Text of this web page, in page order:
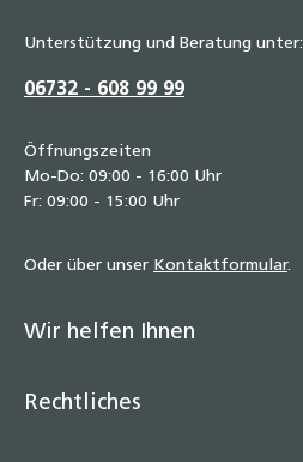
Unterstützung und Beratung unter:
06732 - 608 99 99
Öffnungszeiten
Mo-Do: 09:00 - 16:00 Uhr
Fr: 09:00 - 15:00 Uhr
Oder über unser Kontaktformular.
Wir helfen Ihnen
Rechtliches